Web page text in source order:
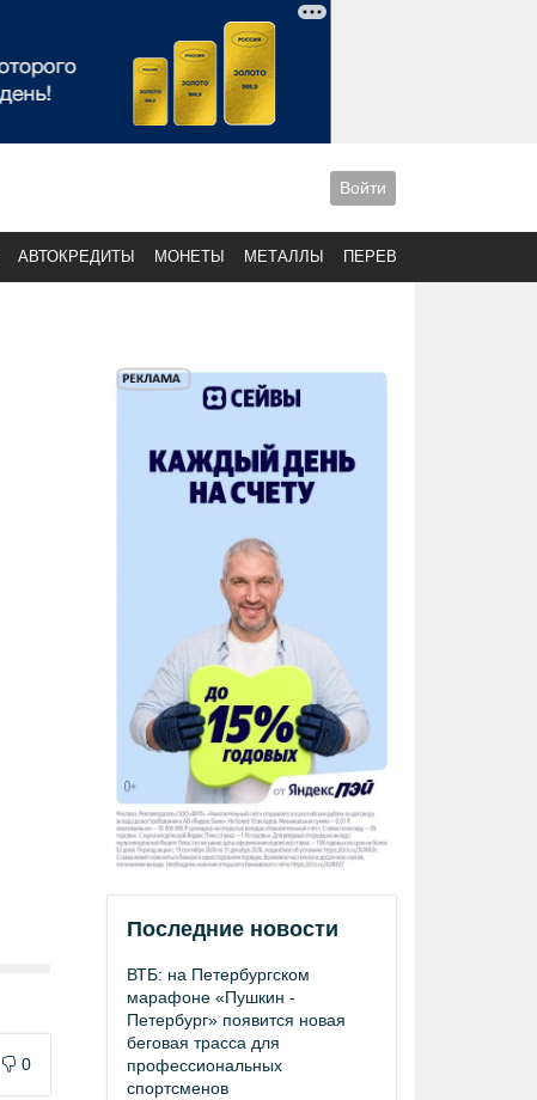
Войти
АВТОКРЕДИТЫ МОНЕТЫ МЕТАЛЛЫ ПЕРЕВОДЫ
0
Последние новости
ВТБ: на Петербургском
марафоне «Пушкин -
Петербург» появится новая
беговая трасса для
профессиональных
спортсменов